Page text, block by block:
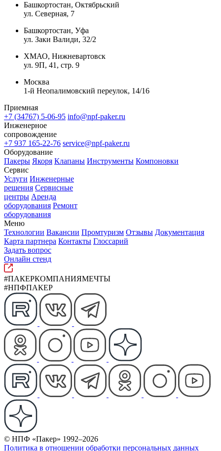
Башкортостан, Октябрьский
ул. Северная, 7
Башкортостан, Уфа
ул. Заки Валиди, 32/2
ХМАО, Нижневартовск
ул. 9П, 41, стр. 9
Москва
1-й Неопалимовский переулок, 14/16
Приемная
+7 (34767) 5-06-95 info@npf-paker.ru
Инженерное
сопровождение
+7 937 165-22-76 service@npf-paker.ru
Оборудование
Пакеры Якоря Клапаны Инструменты Компоновки
Сервис
Услуги Инженерные
решения Сервисные
центры Аренда
оборудования Ремонт
оборудования
Меню
Технологии Вакансии Промтуризм Отзывы Документация
Карта партнера Контакты Глоссарий
Задать вопрос
Онлайн стенд
#ПАКЕРКОМПАНИЯМЕЧТЫ
#НПФПАКЕР
© НПФ «Пакер» 1992–2026
Политика в отношении обработки персональных данных